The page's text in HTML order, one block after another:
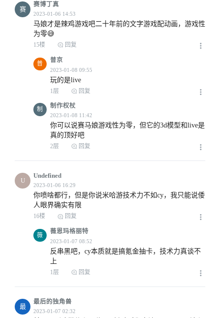
2023-01-06 09:19
2023-01-06 14:30
2023-01-06 10:28
2023-01-06 14:38
赛
赛博丁真
马娘才是辣鸡游戏吧二十年前的文字游戏配动画，游戏性
为零😅
15楼 回复
普
普京
玩的是live
1层 回复
制
制作权杖
你可以说赛马娘游戏性为零，但它的3d模型和live是
真的顶好吧
2层 回复
U
Undefined
你喷啥都行，但是你说米哈游技术力不如cy，我只能说倭
人眼界确实有限
16楼 回复
薇
薇恩玛格丽特
反串黑吧，cy本质就是搞氪金抽卡，技术力真谈不
上
1层 回复
最
最后的独角兽